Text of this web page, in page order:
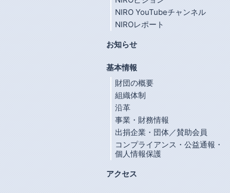
NIRO YouTubeチャンネル
NIROレポート
お知らせ
基本情報
財団の概要
組織体制
沿革
事業・財務情報
出捐企業・団体／賛助会員
コンプライアンス・公益通報・
個人情報保護
アクセス